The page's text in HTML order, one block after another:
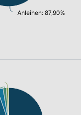
Anleihen: 87,90%